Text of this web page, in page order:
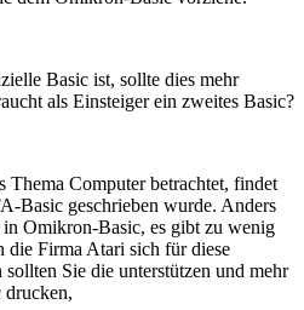
Basic ist, sollte dies mehr
als Einsteiger ein zweites Basic?
Thema Computer betrachtet, findet
Basic geschrieben wurde. Anders
Omikron-Basic, es gibt zu wenig
Firma Atari sich für diese
sollten Sie die unterstützen und mehr
drucken,